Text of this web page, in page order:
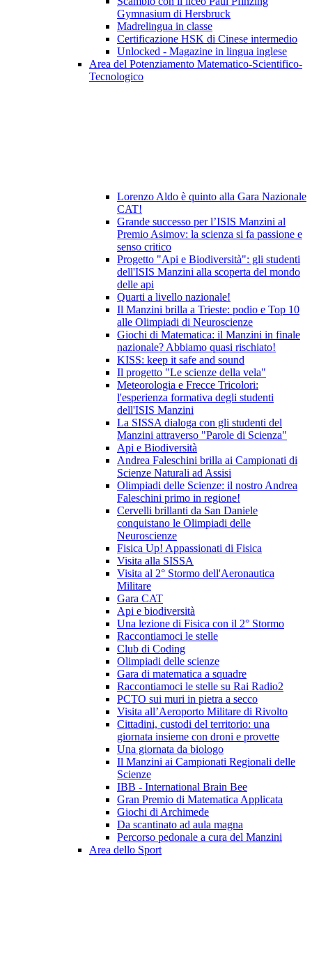
Gymnasium di Hersbruck
Madrelingua in classe
Certificazione HSK di Cinese intermedio
Unlocked - Magazine in lingua inglese
Area del Potenziamento Matematico-Scientifico-
Tecnologico
Lorenzo Aldo è quinto alla Gara Nazionale
CAT!
Grande successo per l’ISIS Manzini al
Premio Asimov: la scienza si fa passione e
senso critico
Progetto "Api e Biodiversità": gli studenti
dell'ISIS Manzini alla scoperta del mondo
delle api
Quarti a livello nazionale!
Il Manzini brilla a Trieste: podio e Top 10
alle Olimpiadi di Neuroscienze
Giochi di Matematica: il Manzini in finale
nazionale? Abbiamo quasi rischiato!
KISS: keep it safe and sound
Il progetto "Le scienze della vela"
Meteorologia e Frecce Tricolori:
l'esperienza formativa degli studenti
dell'ISIS Manzini
La SISSA dialoga con gli studenti del
Manzini attraverso "Parole di Scienza"
Api e Biodiversità
Andrea Faleschini brilla ai Campionati di
Scienze Naturali ad Assisi
Olimpiadi delle Scienze: il nostro Andrea
Faleschini primo in regione!
Cervelli brillanti da San Daniele
conquistano le Olimpiadi delle
Neuroscienze
Fisica Up! Appassionati di Fisica
Visita alla SISSA
Visita al 2° Stormo dell'Aeronautica
Militare
Gara CAT
Api e biodiversità
Una lezione di Fisica con il 2° Stormo
Raccontiamoci le stelle
Club di Coding
Olimpiadi delle scienze
Gara di matematica a squadre
Raccontiamoci le stelle su Rai Radio2
PCTO sui muri in pietra a secco
Visita all’Aeroporto Militare di Rivolto
Cittadini, custodi del territorio: una
giornata insieme con droni e provette
Una giornata da biologo
Il Manzini ai Campionati Regionali delle
Scienze
IBB - International Brain Bee
Gran Premio di Matematica Applicata
Giochi di Archimede
Da scantinato ad aula magna
Percorso pedonale a cura del Manzini
Area dello Sport